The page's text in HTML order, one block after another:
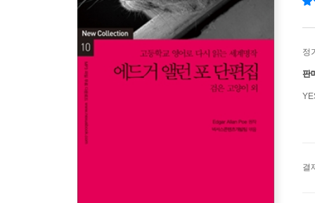
정
판
결